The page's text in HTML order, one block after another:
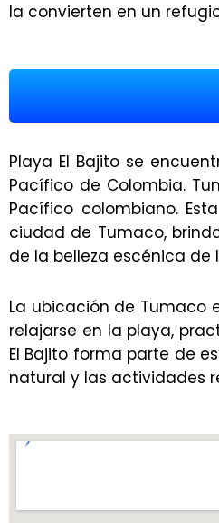
la convierten en un
Playa El Bajito se
Pacífico de Colombia.
Pacífico colombiano.
ciudad de Tumaco,
de la belleza escénica de
La ubicación de Tumaco
relajarse en la playa,
El Bajito forma parte de
natural y las actividades